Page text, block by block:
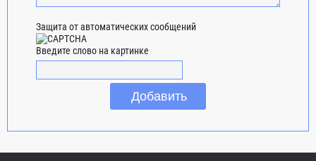
Защита от автоматических сообщений
Введите слово на картинке